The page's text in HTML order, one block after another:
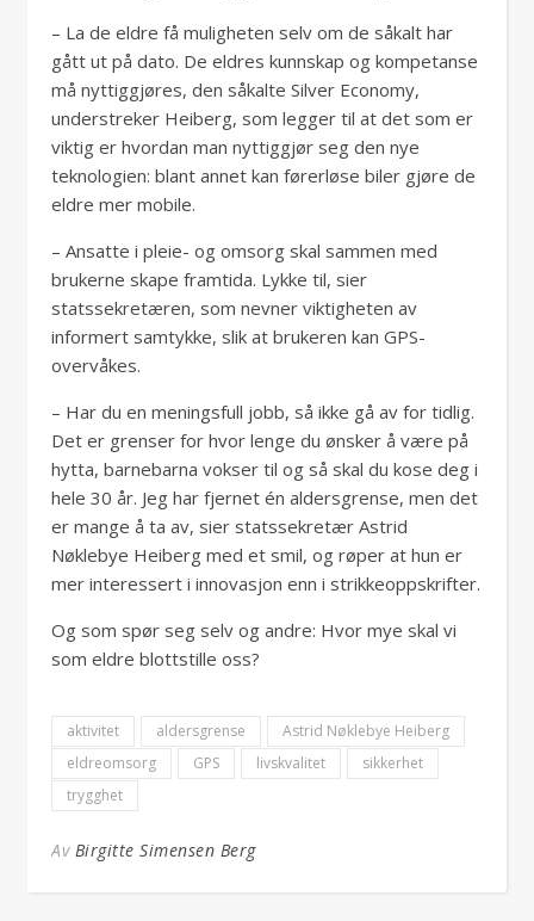
– La de eldre få muligheten selv om de såkalt har
gått ut på dato. De eldres kunnskap og kompetanse
må nyttiggjøres, den såkalte Silver Economy,
understreker Heiberg, som legger til at det som er
viktig er hvordan man nyttiggjør seg den nye
teknologien: blant annet kan førerløse biler gjøre de
eldre mer mobile.
– Ansatte i pleie- og omsorg skal sammen med
brukerne skape framtida. Lykke til, sier
statssekretæren, som nevner viktigheten av
informert samtykke, slik at brukeren kan GPS-
overvåkes.
– Har du en meningsfull jobb, så ikke gå av for tidlig.
Det er grenser for hvor lenge du ønsker å være på
hytta, barnebarna vokser til og så skal du kose deg i
hele 30 år. Jeg har fjernet én aldersgrense, men det
er mange å ta av, sier statssekretær Astrid
Nøklebye Heiberg med et smil, og røper at hun er
mer interessert i innovasjon enn i strikkeoppskrifter.
Og som spør seg selv og andre: Hvor mye skal vi
som eldre blottstille oss?
aktivitet aldersgrense
Astrid Nøklebye Heiberg
eldreomsorg
GPS livskvalitet
sikkerhet
trygghet
Av Birgitte Simensen Berg